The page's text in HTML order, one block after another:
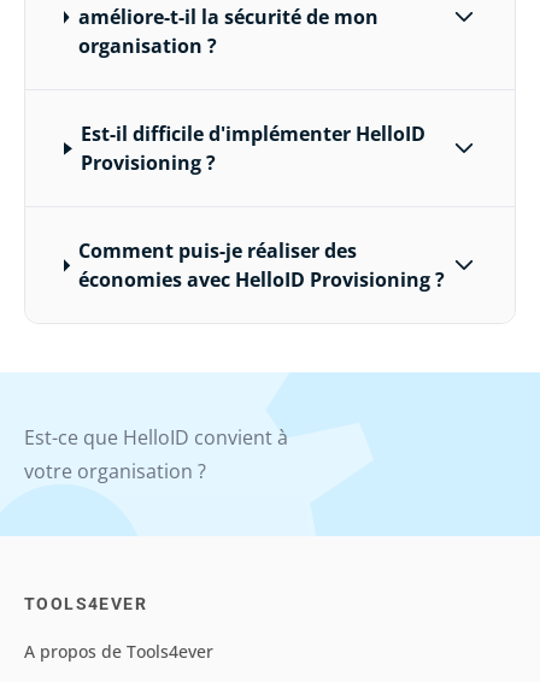
améliore-t-il la sécurité de mon
organisation ?
Est-il difficile d'implémenter HelloID
Provisioning ?
Comment puis-je réaliser des
économies avec HelloID Provisioning ?
Est-ce que HelloID convient à
votre organisation ?
TOOLS4EVER
A propos de Tools4ever